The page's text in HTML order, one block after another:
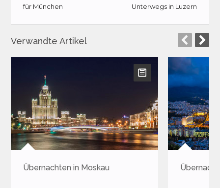
für München
Unterwegs in Luzern
Verwandte Artikel
Übernachten in Moskau